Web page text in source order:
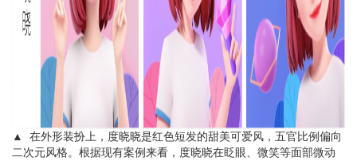
▲
在外形装扮上，度晓晓是红色短发的甜美可爱风，五官比例偏向
二次元风格。根据现有案例来看，度晓晓在眨眼、微笑等面部微动